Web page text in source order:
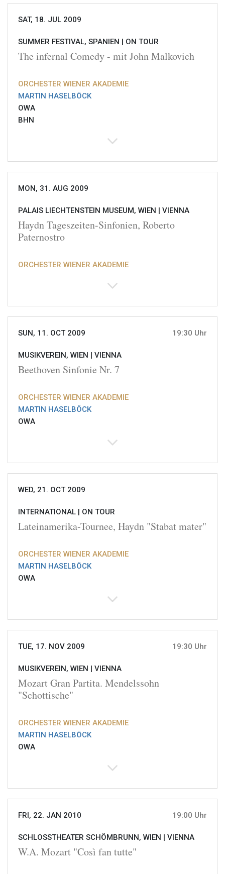
SAT, 18. JUL 2009
SUMMER FESTIVAL, SPANIEN | ON TOUR
The infernal Comedy - mit John Malkovich
ORCHESTER WIENER AKADEMIE
MARTIN HASELBÖCK
OWA
BHN
MON, 31. AUG 2009
PALAIS LIECHTENSTEIN MUSEUM, WIEN | VIENNA
Haydn Tageszeiten-Sinfonien, Roberto
Paternostro
ORCHESTER WIENER AKADEMIE
SUN, 11. OCT 2009 19:30 Uhr
MUSIKVEREIN, WIEN | VIENNA
Beethoven Sinfonie Nr. 7
ORCHESTER WIENER AKADEMIE
MARTIN HASELBÖCK
OWA
WED, 21. OCT 2009
INTERNATIONAL | ON TOUR
Lateinamerika-Tournee, Haydn "Stabat mater"
ORCHESTER WIENER AKADEMIE
MARTIN HASELBÖCK
OWA
TUE, 17. NOV 2009 19:30 Uhr
MUSIKVEREIN, WIEN | VIENNA
Mozart Gran Partita. Mendelssohn
"Schottische"
ORCHESTER WIENER AKADEMIE
MARTIN HASELBÖCK
OWA
FRI, 22. JAN 2010 19:00 Uhr
SCHLOSSTHEATER SCHÖMBRUNN, WIEN | VIENNA
W.A. Mozart "Così fan tutte"